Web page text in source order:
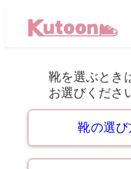
靴の選